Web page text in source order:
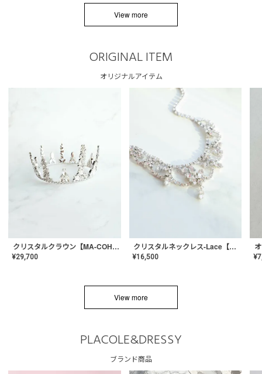
View more
ORIGINAL ITEM
オリジナルアイテム
クリスタルクラウン【MA-COHD-01】韓国風クラウン/ウェディングクラウン/ティアラ
¥29,700
クリスタルネックレス-Lace【MA-CONL-02】
¥16,500 ¥
View more
PLACOLE&DRESSY
ブランド商品